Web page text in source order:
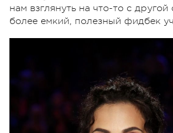
нам взглянуть на что-то с
более емкий, полезный фидбек